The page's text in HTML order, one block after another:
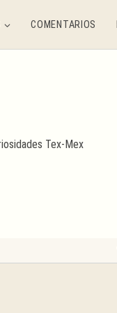
COMENTARIOS